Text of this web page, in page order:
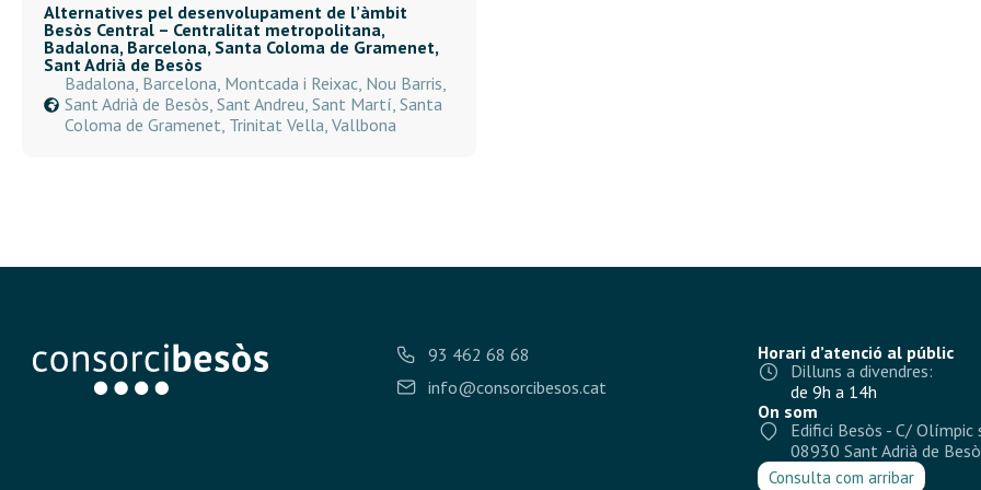
Alternatives pel desenvolupament de l’àmbit
Besòs Central – Centralitat metropolitana,
Badalona, Barcelona, Santa Coloma de Gramenet,
Sant Adrià de Besòs
Badalona, Barcelona, Montcada i Reixac, Nou Barris,
Sant Adrià de Besòs, Sant Andreu, Sant Martí, Santa
Coloma de Gramenet, Trinitat Vella, Vallbona
93 462 68 68
info@consorcibesos.cat
Horari d’atenció al públic
Dilluns a divendres:
de 9h a 14h
On som
Edifici Besòs - C/ Olímpic
08930 Sant Adrià de
Consulta com arribar